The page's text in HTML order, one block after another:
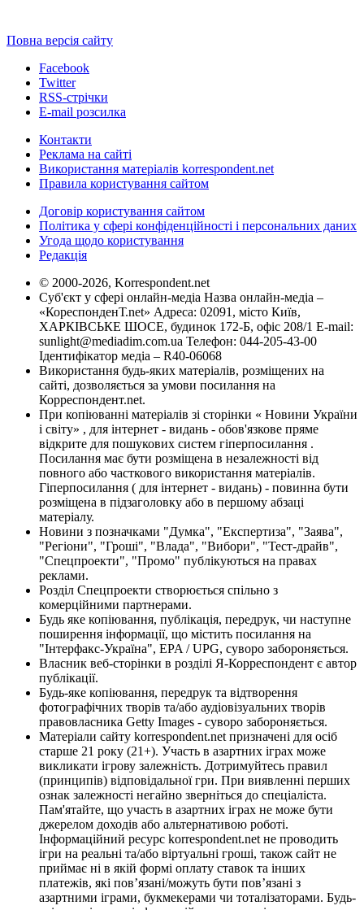
Повна версія сайту
Facebook
Twitter
RSS-стрічки
E-mail розсилка
Контакти
Реклама на сайті
Використання матеріалів korrespondent.net
Правила користування сайтом
Договір користування сайтом
Політика у сфері конфіденційності і персональних даних
Угода щодо користування
Редакція
© 2000-2026, Korrespondent.net
Суб'єкт у сфері онлайн-медіа Назва онлайн-медіа –
«КореспонденТ.net» Адреса: 02091, місто Київ,
ХАРКІВСЬКЕ ШОСЕ, будинок 172-Б, офіс 208/1 E-mail:
sunlight@mediadim.com.ua Телефон: 044-205-43-00
Ідентифікатор медіа – R40-06068
Використання будь-яких матеріалів, розміщених на
сайті, дозволяється за умови посилання на
Корреспондент.net.
При копіюванні матеріалів зі сторінки « Новини України
і світу» , для інтернет - видань - обов'язкове пряме
відкрите для пошукових систем гіперпосилання .
Посилання має бути розміщена в незалежності від
повного або часткового використання матеріалів.
Гіперпосилання ( для інтернет - видань) - повинна бути
розміщена в підзаголовку або в першому абзаці
матеріалу.
Новини з позначками "Думка", "Експертиза", "Заява",
"Регіони", "Гроші", "Влада", "Вибори", "Тест-драйв",
"Спецпроекти", "Промо" публікуються на правах
реклами.
Розділ Спецпроекти створюється спільно з
комерційними партнерами.
Будь яке копіювання, публікація, передрук, чи наступне
поширення інформації, що містить посилання на
"Інтерфакс-Україна", EPA / UPG, суворо забороняється.
Власник веб-сторінки в розділі Я-Корреспондент є автор
публікації.
Будь-яке копіювання, передрук та відтворення
фотографічних творів та/або аудіовізуальних творів
правовласника Getty Images - суворо забороняється.
Матеріали сайту korrespondent.net призначені для осіб
старше 21 року (21+). Участь в азартних іграх може
викликати ігрову залежність. Дотримуйтесь правил
(принципів) відповідальної гри. При виявленні перших
ознак залежності негайно зверніться до спеціаліста.
Пам'ятайте, що участь в азартних іграх не може бути
джерелом доходів або альтернативою роботі.
Інформаційний ресурс korrespondent.net не проводить
ігри на реальні та/або віртуальні гроші, також сайт не
приймає ні в якій формі оплату ставок та інших
платежів, які пов’язані/можуть бути пов’язані з
азартними іграми, букмекерами чи тоталізаторами. Будь-